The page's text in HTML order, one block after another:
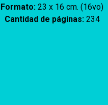
Formato: 23 x 16 cm. (16vo)
Cantidad de páginas: 234